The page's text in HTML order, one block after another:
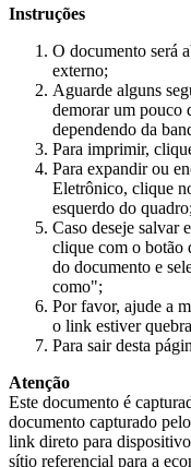
Instruções
O documento será
externo;
Aguarde alguns
demorar um pouco
dependendo da
Para imprimir,
Para expandir ou
Eletrônico, clique
esquerdo do quadro;
Caso deseje salvar
clique com o botão
do documento e
como";
Por favor, ajude a
o link estiver
Para sair desta
Atenção
Este documento é
documento capturado
link direto para
sítio referencial para a